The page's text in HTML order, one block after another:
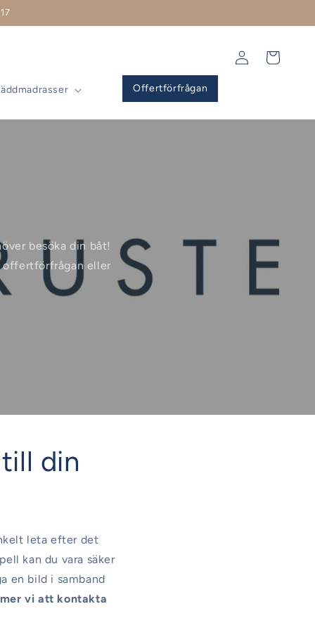
Offertförfrågan
Logga
Varukorg
besöka din båt!
offertförfrågan eller
din
leta efter det
kan du vara säker
en bild i samband
vi att kontakta